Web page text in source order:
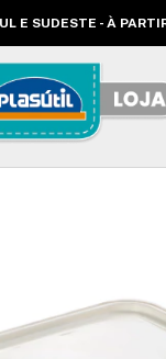
E SUDESTE - À